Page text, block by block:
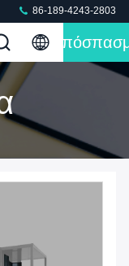
86-189-4243-2803